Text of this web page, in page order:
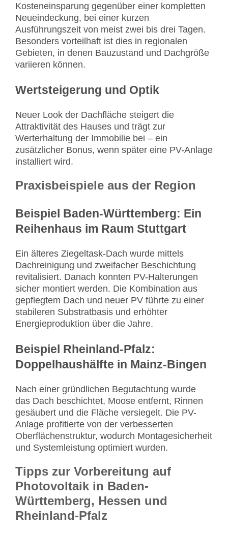
Kosteneinsparung gegenüber einer kompletten
Neueindeckung, bei einer kurzen
Ausführungszeit von meist zwei bis drei Tagen.
Besonders vorteilhaft ist dies in regionalen
Gebieten, in denen Bauzustand und Dachgröße
variieren können.
Wertsteigerung und Optik
Neuer Look der Dachfläche steigert die
Attraktivität des Hauses und trägt zur
Werterhaltung der Immobilie bei – ein
zusätzlicher Bonus, wenn später eine PV-Anlage
installiert wird.
Praxisbeispiele aus der Region
Beispiel Baden-Württemberg: Ein
Reihenhaus im Raum Stuttgart
Ein älteres Ziegeltask-Dach wurde mittels
Dachreinigung und zweifacher Beschichtung
revitalisiert. Danach konnten PV-Halterungen
sicher montiert werden. Die Kombination aus
gepflegtem Dach und neuer PV führte zu einer
stabileren Substratbasis und erhöhter
Energieproduktion über die Jahre.
Beispiel Rheinland-Pfalz:
Doppelhaushälfte in Mainz-Bingen
Nach einer gründlichen Begutachtung wurde
das Dach beschichtet, Moose entfernt, Rinnen
gesäubert und die Fläche versiegelt. Die PV-
Anlage profitierte von der verbesserten
Oberflächenstruktur, wodurch Montagesicherheit
und Systemleistung optimiert wurden.
Tipps zur Vorbereitung auf
Photovoltaik in Baden-
Württemberg, Hessen und
Rheinland-Pfalz